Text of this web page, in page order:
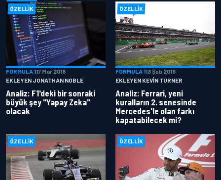
ÖZELLIK
FORMULA 117 Mar 2018
EKLEYEN JONATHAN NOBLE
Analiz: F1'deki bir sonraki
büyük şey "Yapay Zeka"
olacak
ÖZELLIK
FORMULA 113 Şub 2018
EKLEYEN KEVIN TURNER
Analiz: Ferrari, yeni
kuralların 2. senesinde
Mercedes'le olan farkı
kapatabilecek mi?
ÖZELLIK ÖZELLIK